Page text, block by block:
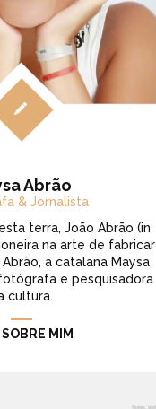
Abrão
& Jornalista
terra, João Abrão (in
na arte de fabricar
a catalana Maysa
e pesquisadora
cultura.
SOBRE MIM